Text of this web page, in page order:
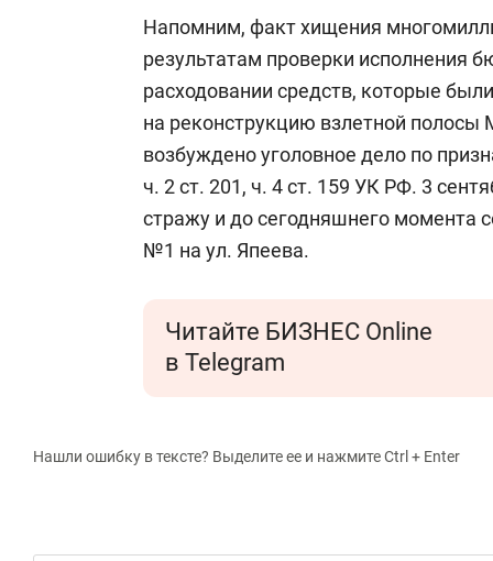
Напомним, факт хищения
результатам проверки исполнения
расходовании средств, которые
на реконструкцию взлетной
возбуждено уголовное дело по
ч. 2 ст. 201, ч. 4 ст. 159 УК РФ. 3
стражу и до сегодняшнего момента
№1 на ул. Япеева.
Читайте БИЗНЕС Online
в Telegram
Нашли ошибку в тексте? Выделите ее и нажмите Ctrl + Enter